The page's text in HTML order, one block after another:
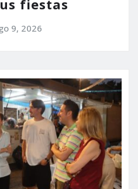
fiestas
9, 2026